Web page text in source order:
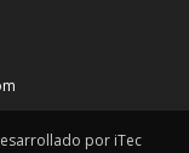
por iTec